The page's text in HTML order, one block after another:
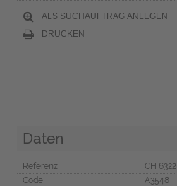
ALS SUCHAUFTRAG ANLEGEN
DRUCKEN
Daten
Referenz
CH 6322
Code
A3548